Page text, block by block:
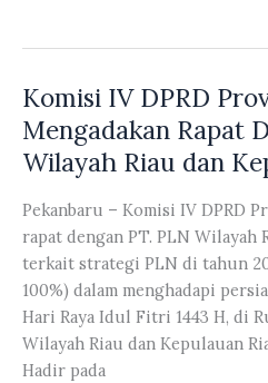
Dengan
Perusahaan
DPRD
Provinsi
Riau
Melakukan
Peninjauan
ke
PT.
Rimba
Lazuardi
Komisi IV DPRD
Mengadakan Rapat
Wilayah Riau dan
Pekanbaru – Komisi IV DPRD
rapat dengan PT. PLN Wilayah
terkait strategi PLN di tahun
100%) dalam menghadapi
Hari Raya Idul Fitri 1443 H, di
Wilayah Riau dan Kepulauan
Hadir pada